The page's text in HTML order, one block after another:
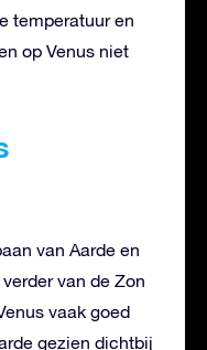
temperatuur en
op Venus niet
van Aarde en
van de Zon
vaak goed
gezien dichtbij